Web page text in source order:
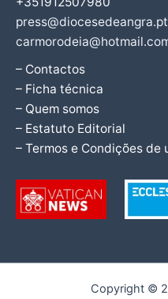
press@diocesedeangra.pt
– Contactos
– Ficha técnica
– Quem somos
– Estatuto Editorial
– Termos e Condições de
Copyright ©